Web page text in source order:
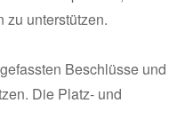
zu unterstützen.
Beschlüsse und
Die Platz- und